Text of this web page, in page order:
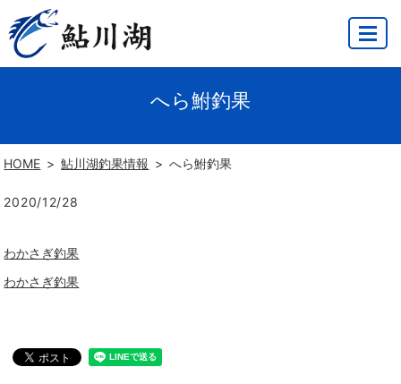
MENU
へら鮒釣果
HOME 鮎川湖釣果情報 へら鮒釣果
2020/12/28
わかさぎ釣果
わかさぎ釣果